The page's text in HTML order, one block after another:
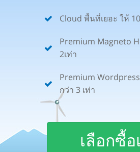
Cloud พื้นที่เยอะ ให้
Premium Magneto
2เท่า
Premium
กว่า 3 เท่า
เลือกซื้อ